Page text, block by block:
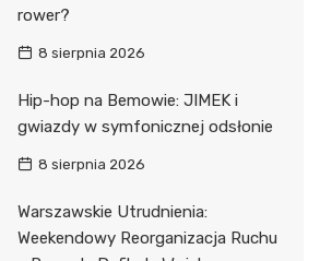
rower?
8 sierpnia 2026
Hip-hop na Bemowie: JIMEK i
gwiazdy w symfonicznej odsłonie
8 sierpnia 2026
Warszawskie Utrudnienia:
Weekendowy Reorganizacja Ruchu